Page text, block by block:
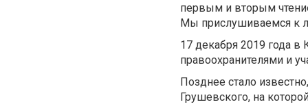
первым и вторым
Мы прислушиваемся к
17 декабря 2019 года
правоохранителями и
Позднее стало
Грушевского, на